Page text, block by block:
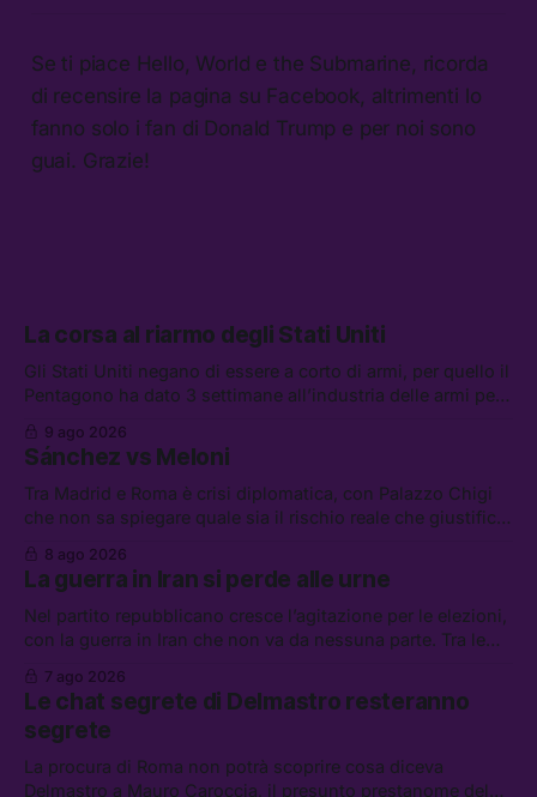
Se ti piace Hello, World e the Submarine, ricorda
di recensire la pagina su Facebook, altrimenti lo
fanno solo i fan di Donald Trump e per noi sono
guai. Grazie!
La corsa al riarmo degli Stati Uniti
Gli Stati Uniti negano di essere a corto di armi, per quello il
Pentagono ha dato 3 settimane all’industria delle armi per
continuerà ad usare i servizi di Palantir, la protesta contro
La Russa, e la centrale elettrica di Amazon in Texas
9 ago 2026
Sánchez vs Meloni
Tra Madrid e Roma è crisi diplomatica, con Palazzo Chigi
che non sa spiegare quale sia il rischio reale che giustifica
di difesa tra Arabia Saudita, Pakistan e Turchia, la crisi del
carburante irregolare, e un altro caso di IA ribelle
8 ago 2026
La guerra in Iran si perde alle urne
Nel partito repubblicano cresce l’agitazione per le elezioni,
con la guerra in Iran che non va da nessuna parte. Tra le
lavoro, Schlein prova a mettere in sicurezza la coalizione, e
che cos’è lo “Spiralismo,” la religione degli agenti IA
7 ago 2026
Le chat segrete di Delmastro resteranno
segrete
La procura di Roma non potrà scoprire cosa diceva
Delmastro a Mauro Caroccia, il presunto prestanome del